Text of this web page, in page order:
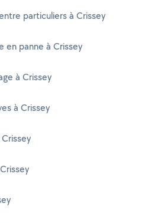
particuliers à Crissey
en panne à Crissey
à Crissey
à Crissey